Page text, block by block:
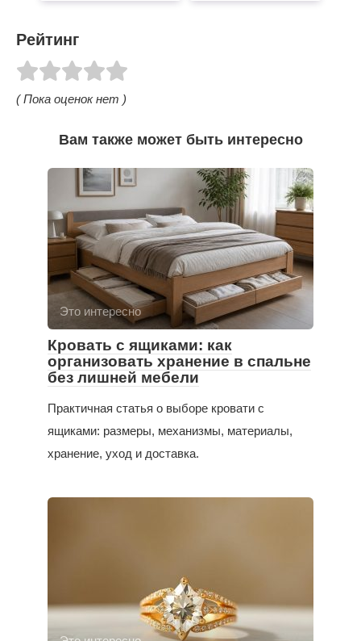
Рейтинг
( Пока оценок нет )
Вам также может быть интересно
Это интересно
Кровать с ящиками: как
организовать хранение в спальне
без лишней мебели
Практичная статья о выборе кровати с
ящиками: размеры, механизмы, материалы,
хранение, уход и доставка.